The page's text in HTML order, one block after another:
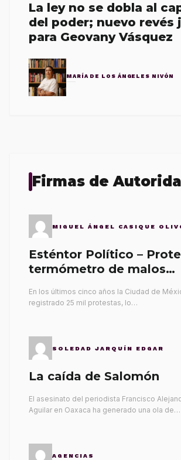
La ley no se dobla al
del poder; nuevo revés
para Geovany Vásquez
MARÍA DE LOS ÁNGELES NIVÓN
Firmas de
MIGUEL ÁNGEL CASIQUE
Esténtor Político –
termómetro de malos
En los últimos cinco años la Ciudad de
registrado 25 mil protestas, lo…
SOLEDAD JARQUÍN EDGAR
La caída de Salomón
El asesinato del periodista Francisco
Aguilar en Oaxaca ha generado una ola de…
AGENCIAS